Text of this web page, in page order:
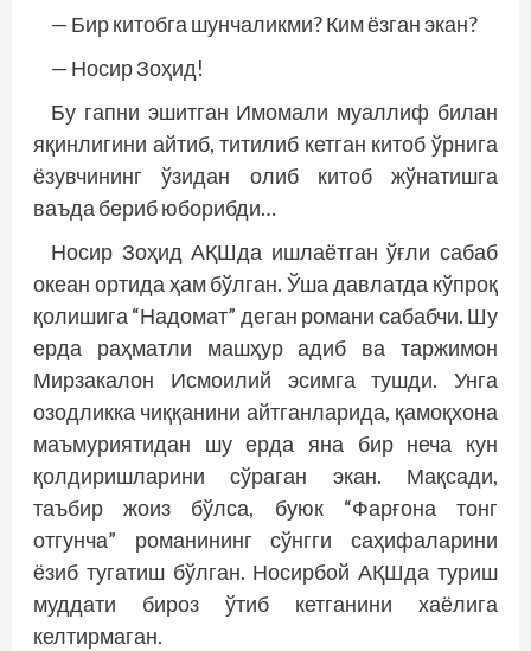
— Бир китобга шунчаликми? Ким ёзган экан?
— Носир Зоҳид!
Бу гапни эшитган Имомали муаллиф билан
яқинлигини айтиб, титилиб кетган китоб ўрнига
ёзувчининг ўзидан олиб китоб жўнатишга
ваъда бериб юборибди…
Носир Зоҳид АҚШда ишлаётган ўғли сабаб
океан ортида ҳам бўлган. Ўша давлатда кўпроқ
қолишига “Надомат” деган романи сабабчи. Шу
ерда раҳматли машҳур адиб ва таржимон
Мирзакалон Исмоилий эсимга тушди. Унга
озодликка чиққанини айтганларида, қамоқхона
маъмуриятидан шу ерда яна бир неча кун
қолдиришларини сўраган экан. Мақсади,
таъбир жоиз бўлса, буюк “Фарғона тонг
отгунча” романининг сўнгги саҳифаларини
ёзиб тугатиш бўлган. Носирбой АҚШда туриш
муддати бироз ўтиб кетганини хаёлига
келтирмаган.